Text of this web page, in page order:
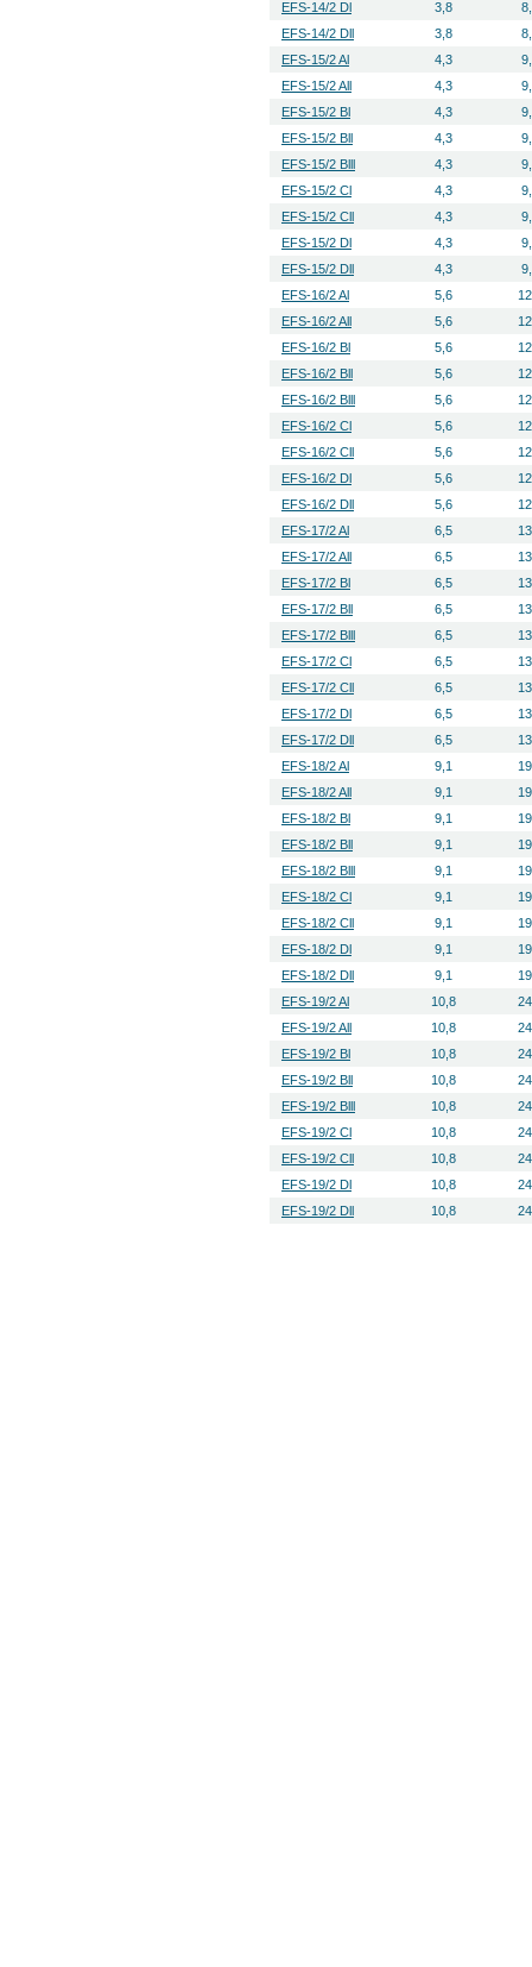
EFS-14/2 Dl 3,8
EFS-14/2 Dll
3,8
EFS-15/2 Al
4,3
EFS-15/2 All
4,3
EFS-15/2 Bl
4,3
EFS-15/2 Bll
4,3
EFS-15/2 Blll
4,3
EFS-15/2 Cl
4,3
EFS-15/2 Cll
4,3
EFS-15/2 Dl
4,3
EFS-15/2 Dll
4,3
EFS-16/2 Al
5,6
EFS-16/2 All
5,6
EFS-16/2 Bl
5,6
EFS-16/2 Bll
5,6
EFS-16/2 Blll
5,6
EFS-16/2 Cl
5,6
EFS-16/2 Cll
5,6
EFS-16/2 Dl
5,6
EFS-16/2 Dll
5,6
EFS-17/2 Al
6,5
EFS-17/2 All
6,5
EFS-17/2 Bl
6,5
EFS-17/2 Bll
6,5
EFS-17/2 Blll
6,5
EFS-17/2 Cl
6,5
EFS-17/2 Cll
6,5
EFS-17/2 Dl
6,5
EFS-17/2 Dll
6,5
EFS-18/2 Al
9,1
EFS-18/2 All
9,1
EFS-18/2 Bl
9,1
EFS-18/2 Bll
9,1
EFS-18/2 Blll
9,1
EFS-18/2 Cl
9,1
EFS-18/2 Cll
9,1
EFS-18/2 Dl
9,1
EFS-18/2 Dll
9,1
EFS-19/2 Al
10,8
EFS-19/2 All
10,8
EFS-19/2 Bl
10,8
EFS-19/2 Bll
10,8
EFS-19/2 Blll
10,8
EFS-19/2 Cl
10,8
EFS-19/2 Cll
10,8
EFS-19/2 Dl
10,8
EFS-19/2 Dll
10,8